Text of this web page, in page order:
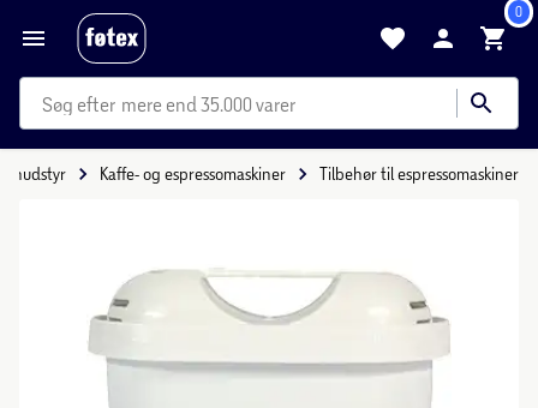
0
mere end 35.000 varer
Kaffe- og espressomaskiner Tilbehør til espressomaskiner